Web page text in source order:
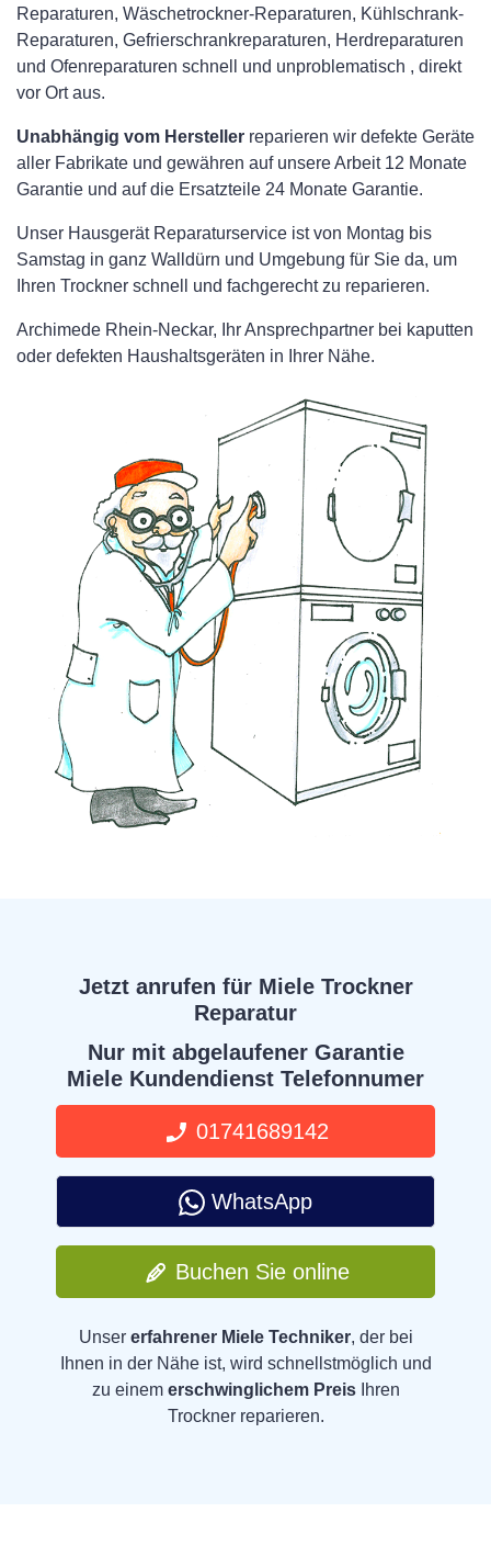
Reparaturen, Wäschetrockner-Reparaturen, Kühlschrank-
Reparaturen, Gefrierschrankreparaturen, Herdreparaturen
und Ofenreparaturen schnell und unproblematisch , direkt
vor Ort aus.
Unabhängig vom Hersteller reparieren wir defekte Geräte
aller Fabrikate und gewähren auf unsere Arbeit 12 Monate
Garantie und auf die Ersatzteile 24 Monate Garantie.
Unser Hausgerät Reparaturservice ist von Montag bis
Samstag in ganz Walldürn und Umgebung für Sie da, um
Ihren Trockner schnell und fachgerecht zu reparieren.
Archimede Rhein-Neckar, Ihr Ansprechpartner bei kaputten
oder defekten Haushaltsgeräten in Ihrer Nähe.
Jetzt anrufen für Miele Trockner
Reparatur
Nur mit abgelaufener Garantie
Miele Kundendienst Telefonnumer
01741689142
WhatsApp
Buchen Sie online
Unser erfahrener Miele Techniker, der bei
Ihnen in der Nähe ist, wird schnellstmöglich und
zu einem erschwinglichem PreisIhren
Trockner reparieren.